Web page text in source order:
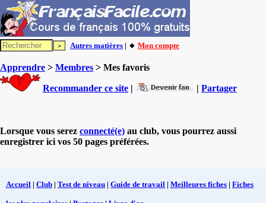
Autres matières | 🔸 Mon compte
Apprendre > Membres > Mes favoris
Recommander ce site | | Partager
Lorsque vous serez connecté(e) au club, vous pourrez aussi
enregistrer ici vos 50 pages préférées.
Accueil | Club | Test de niveau | Guide de travail | Meilleures fiches | Fiches